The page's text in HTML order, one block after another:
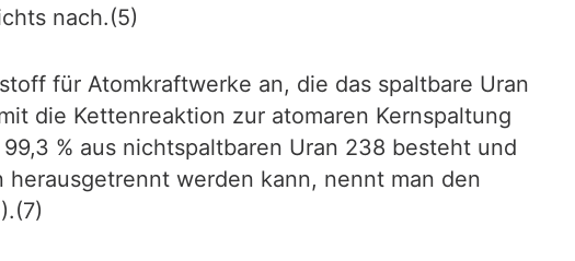
nach.(5)
für Atomkraftwerke an, die das spaltbare Uran
die Kettenreaktion zur atomaren Kernspaltung
% aus nichtspaltbaren Uran 238 besteht und
werden kann, nennt man den